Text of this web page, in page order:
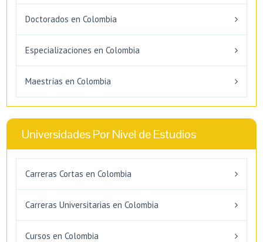
Doctorados en Colombia
Especializaciones en Colombia
Maestrías en Colombia
Universidades Por Nivel de Estudios
Carreras Cortas en Colombia
Carreras Universitarias en Colombia
Cursos en Colombia